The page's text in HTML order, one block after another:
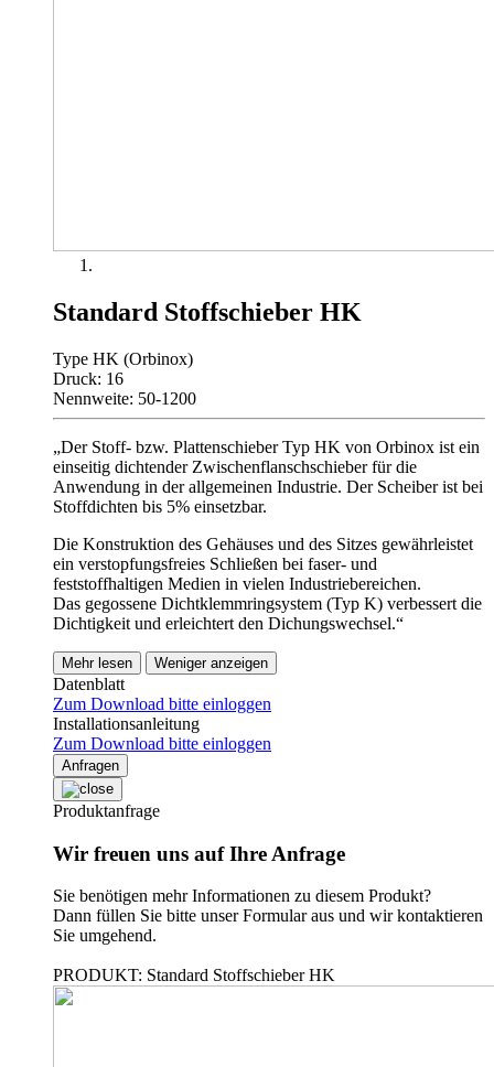
Standard Stoffschieber HK
Type HK (Orbinox)
Druck: 16
Nennweite: 50-1200
„Der Stoff- bzw. Plattenschieber Typ HK von Orbinox ist ein
einseitig dichtender Zwischenflanschschieber für die
Anwendung in der allgemeinen Industrie. Der Scheiber ist bei
Stoffdichten bis 5% einsetzbar.
Die Konstruktion des Gehäuses und des Sitzes gewährleistet
ein verstopfungsfreies Schließen bei faser- und
feststoffhaltigen Medien in vielen Industriebereichen.
Das gegossene Dichtklemmringsystem (Typ K) verbessert die
Dichtigkeit und erleichtert den Dichungswechsel.“
Mehr lesen Weniger anzeigen
Datenblatt
Zum Download bitte einloggen
Installationsanleitung
Zum Download bitte einloggen
Anfragen
Produktanfrage
Wir freuen uns auf Ihre Anfrage
Sie benötigen mehr Informationen zu diesem Produkt?
Dann füllen Sie bitte unser Formular aus und wir kontaktieren
Sie umgehend.
PRODUKT: Standard Stoffschieber HK